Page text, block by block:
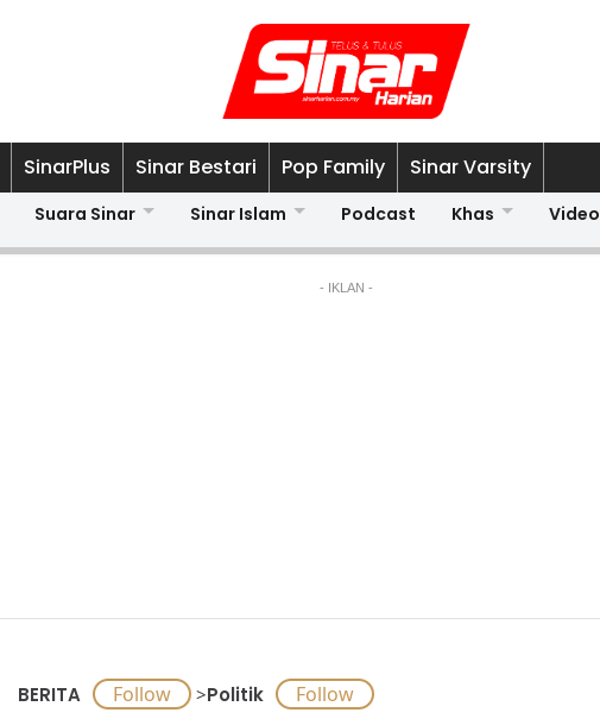
SinarPlus Sinar Bestari Pop Family Sinar Varsity
Suara Sinar Sinar Islam Podcast Khas Video
- IKLAN -
BERITA >Politik